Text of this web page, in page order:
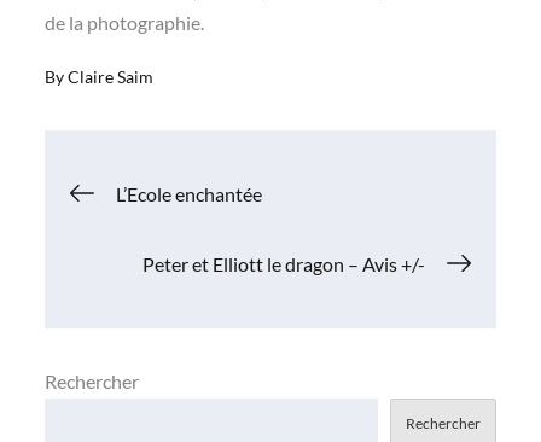
de la photographie.
ByClaire Saim
Navigation
L’Ecole enchantée
Peter et Elliott le dragon – Avis +/-
Rechercher
Rechercher